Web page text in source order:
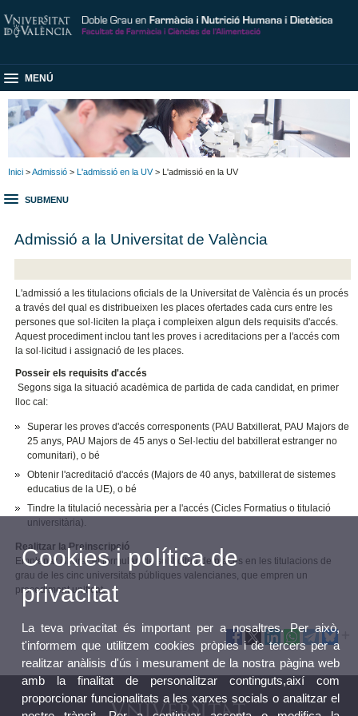
MENÚ
Inici >Admissió > L'admissió en la UV> L'admissió en la UV
SUBMENU
Admissió a la Universitat de València
L'admissió a les titulacions oficials de la Universitat de València és un procés
a través del qual es distribueixen les places ofertades cada curs entre les
persones que sol·liciten la plaça i compleixen algun dels requisits d'accés.
Aquest procediment inclou tant les proves i acreditacions per a l'accés com
la sol·licitud i assignació de les places.
Posseir els requisits d'accés
Segons siga la situació acadèmica de partida de cada candidat, en primer
lloc cal:
Superar les proves d'accés corresponents (PAU Batxillerat, PAU Majors de
25 anys, PAU Majors de 45 anys o Sel·lectiu del batxillerat estranger no
comunitari), o bé
Obtenir l'acreditació d'accés (Majors de 40 anys, batxillerat de sistemes
educatius de la UE), o bé
Tindre la titulació necessària per a l'accés (Cicles Formatius o titulació
universitària).
Realitzar la Preinscripció
Emplenar i lliurar el formulari de sol·licitud de places en les titulacions de
grau de les cinc universitats públiques valencianes, que empren un
procediment unificat.
Cookies i política de
privacitat
La teva privacitat és important per a nosaltres. Per això,
t'informem que utilitzem cookies pròpies i de tercers per a
realitzar anàlisis d'ús i mesurament de la nostra pàgina web
amb la finalitat de personalitzar continguts,així com
proporcionar funcionalitats a les xarxes socials o analitzar el